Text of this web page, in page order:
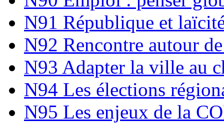
N91 République et
N92 Rencontre autour
N93 Adapter la ville au
N94 Les élections
N95 Les enjeux de la